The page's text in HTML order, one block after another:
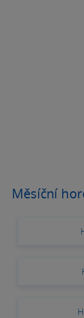
Měsíční